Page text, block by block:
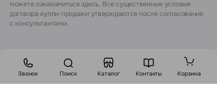
можете ознакомиться здесь. Все существенные условия
договора купли-продажи утверждаются после согласования
с консультантами.
Звонок Поиск Каталог Контакты Корзина